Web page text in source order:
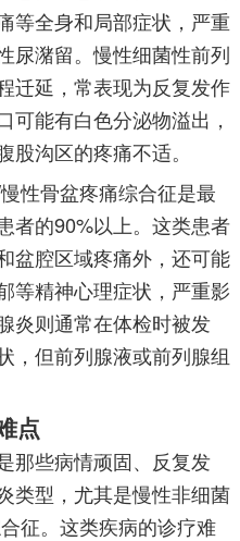
等全身和局部症状，严重
尿潴留。慢性细菌性前列
迁延，常表现为反复发作
可能有白色分泌物溢出，
沟区的疼痛不适。
性骨盆疼痛综合征是最
者的90%以上。这类患者
盆腔区域疼痛外，还可能
等精神心理症状，严重影
炎则通常在体检时被发
，但前列腺液或前列腺组
点
那些病情顽固、反复发
类型，尤其是慢性非细菌
征。这类疾病的诊疗难